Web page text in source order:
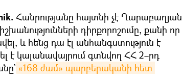
Հանրությանը հայտնի չէ Ղարաբաղյան
դիրքորոշումը, քանի որ
և հենց դա էլ անհանգստություն է
է կալանավայրում գտնվող ՀՀ 2–րդ
«168 ժամ» պարբերականի հետ